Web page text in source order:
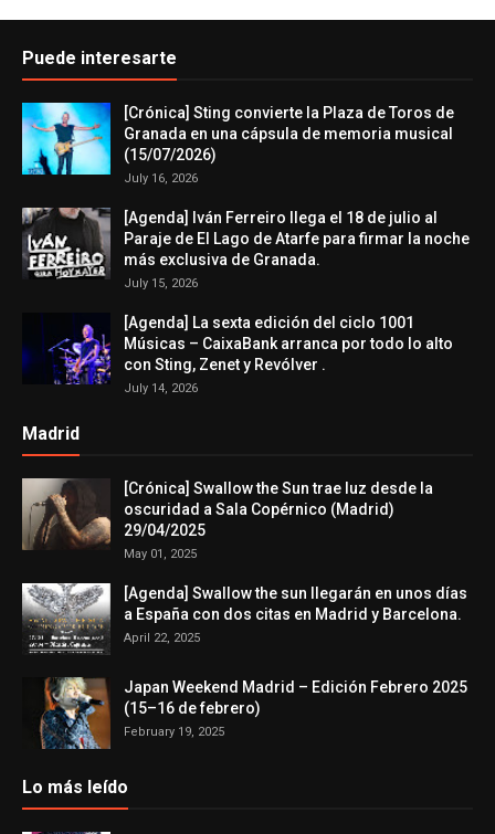
Puede interesarte
[Crónica] Sting convierte la Plaza de Toros de
Granada en una cápsula de memoria musical
(15/07/2026)
July 16, 2026
[Agenda] Iván Ferreiro llega el 18 de julio al
Paraje de El Lago de Atarfe para firmar la noche
más exclusiva de Granada.
July 15, 2026
[Agenda] La sexta edición del ciclo 1001
Músicas – CaixaBank arranca por todo lo alto
con Sting, Zenet y Revólver .
July 14, 2026
Madrid
[Crónica] Swallow the Sun trae luz desde la
oscuridad a Sala Copérnico (Madrid)
29/04/2025
May 01, 2025
[Agenda] Swallow the sun llegarán en unos días
a España con dos citas en Madrid y Barcelona.
April 22, 2025
Japan Weekend Madrid – Edición Febrero 2025
(15–16 de febrero)
February 19, 2025
Lo más leído